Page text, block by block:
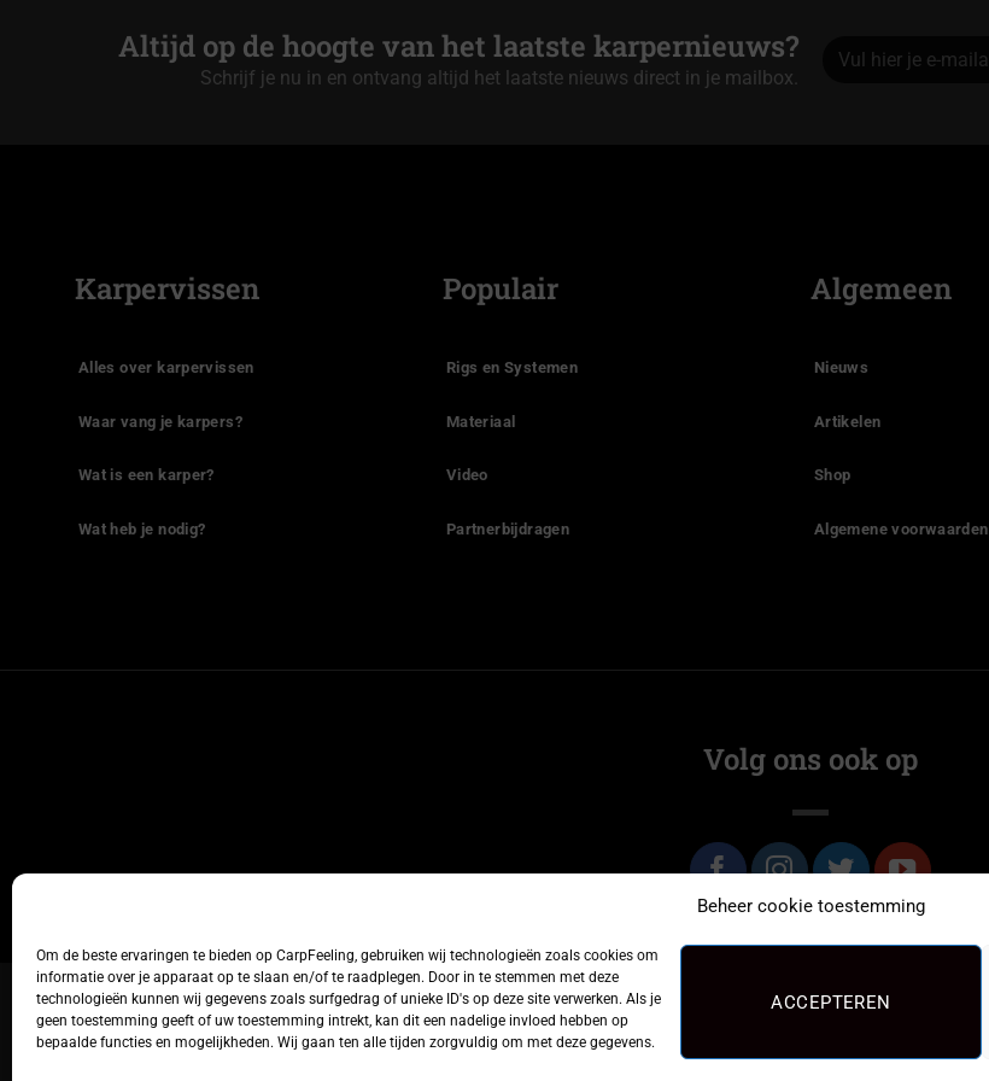
Beheer cookie toestemming
Om de beste ervaringen te bieden op CarpFeeling, gebruiken wij technologieën zoals cookies om
informatie over je apparaat op te slaan en/of te raadplegen. Door in te stemmen met deze
technologieën kunnen wij gegevens zoals surfgedrag of unieke ID's op deze site verwerken. Als je
geen toestemming geeft of uw toestemming intrekt, kan dit een nadelige invloed hebben op
bepaalde functies en mogelijkheden. Wij gaan ten alle tijden zorgvuldig om met deze gegevens.
ACCEPTEREN
Altijd op de hoogte van het laatste karpernieuws?
Schrijf je nu in en ontvang altijd het laatste nieuws direct in je mailbox.
Karpervissen
Alles over karpervissen
Waar vang je karpers?
Wat is een karper?
Wat heb je nodig?
Populair
Rigs en Systemen
Materiaal
Video
Partnerbijdragen
Algemeen
Nieuws
Artikelen
Shop
Algemene voorwaarden
Volg ons ook op